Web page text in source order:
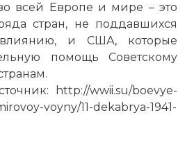
всей Европе и мире – это
стран, не поддавшихся
влиянию, и США, которые
помощь Советскому
http://wwii.su/boevye-
voyny/11-dekabrya-1941-